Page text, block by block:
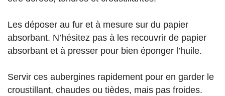
Les déposer au fur et à mesure sur du papier
absorbant. N’hésitez pas à les recouvrir de papier
absorbant et à presser pour bien éponger l’huile.
Servir ces aubergines rapidement pour en garder le
croustillant, chaudes ou tièdes, mais pas froides.